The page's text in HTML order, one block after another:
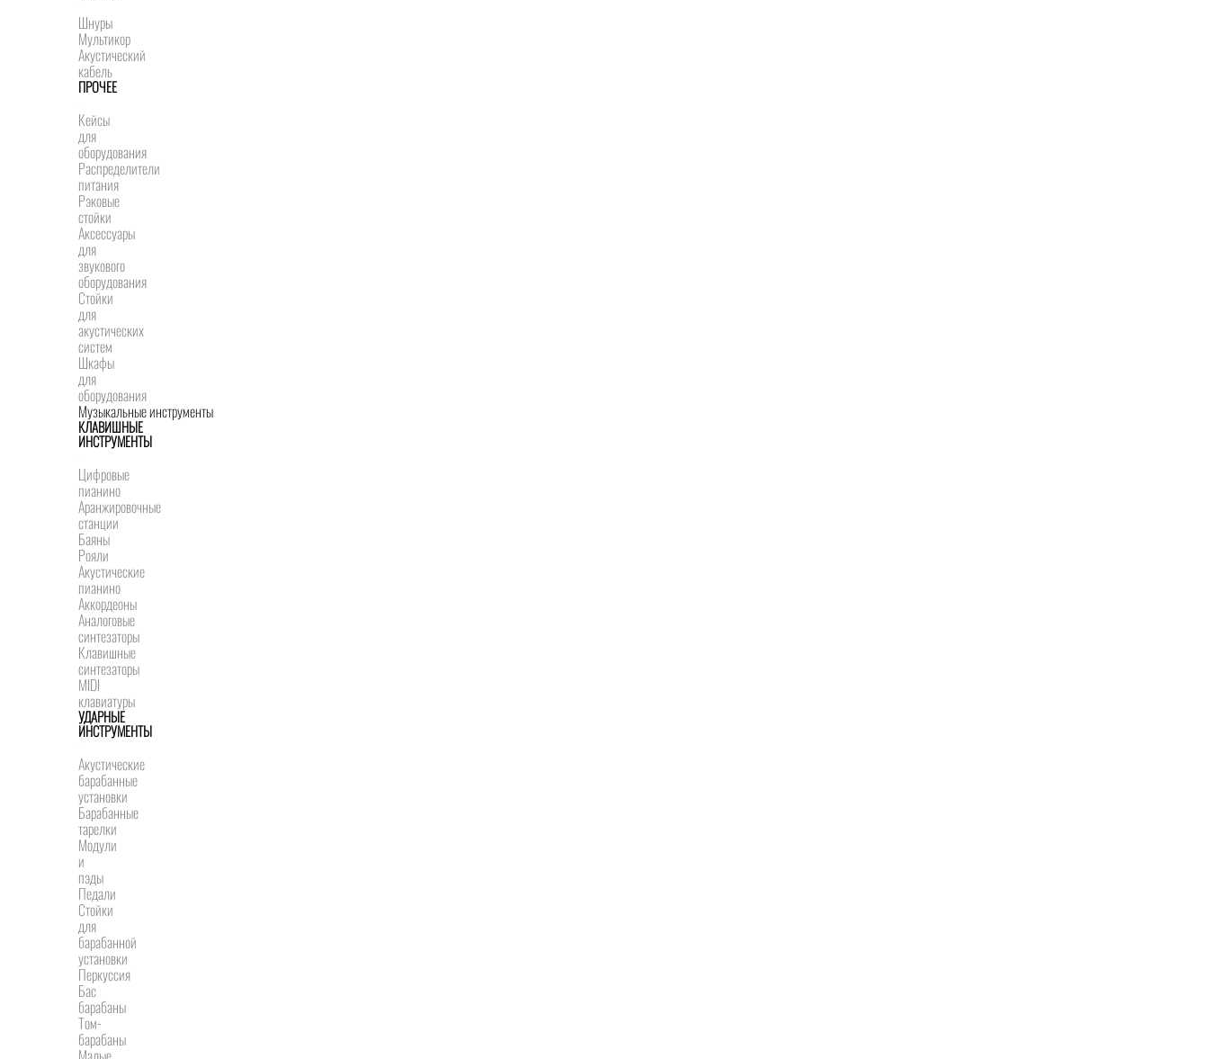
Шнуры
Мультикор
Акустический
кабель
ПРОЧЕЕ
Кейсы
для
оборудования
Распределители
питания
Рэковые
стойки
Аксессуары
для
звукового
оборудования
Стойки
для
акустических
систем
Шкафы
для
оборудования
Музыкальные инструменты
КЛАВИШНЫЕ
ИНСТРУМЕНТЫ
Цифровые
пианино
Аранжировочные
станции
Баяны
Рояли
Акустические
пианино
Аккордеоны
Аналоговые
синтезаторы
Клавишные
синтезаторы
MIDI
клавиатуры
УДАРНЫЕ
ИНСТРУМЕНТЫ
Акустические
барабанные
установки
Барабанные
тарелки
Модули
и
пэды
Педали
Стойки
для
барабанной
установки
Перкуссия
Бас
барабаны
Том-
барабаны